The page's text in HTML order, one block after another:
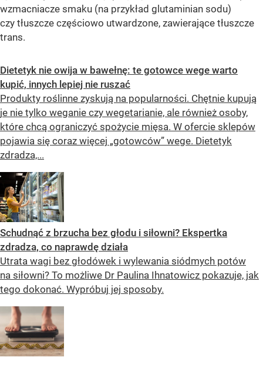
wzmacniacze smaku (na przykład glutaminian sodu)
czy tłuszcze częściowo utwardzone, zawierające tłuszcze
trans.
Dietetyk nie owija w bawełnę: te gotowce wege warto
kupić, innych lepiej nie ruszać
Produkty roślinne zyskują na popularności. Chętnie kupują
je nie tylko weganie czy wegetarianie, ale również osoby,
które chcą ograniczyć spożycie mięsa. W ofercie sklepów
pojawia się coraz więcej „gotowców” wege. Dietetyk
zdradza,...
Schudnąć z brzucha bez głodu i siłowni? Ekspertka
zdradza, co naprawdę działa
Utrata wagi bez głodówek i wylewania siódmych potów
na siłowni? To możliwe Dr Paulina Ihnatowicz pokazuje, jak
tego dokonać. Wypróbuj jej sposoby.